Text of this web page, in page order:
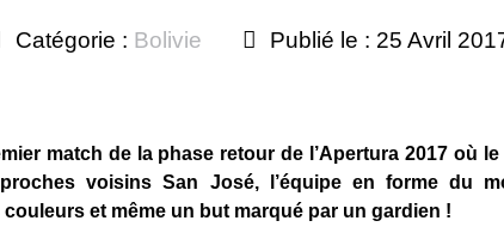
Catégorie : Bolivie Publié le : 25 Avril
match de la phase retour de l’Apertura 2017 où
voisins San José, l’équipe en forme du
couleurs et même un but marqué par un gardien !